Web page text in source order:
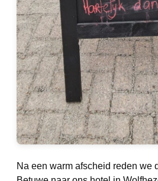
Na een warm afscheid reden we